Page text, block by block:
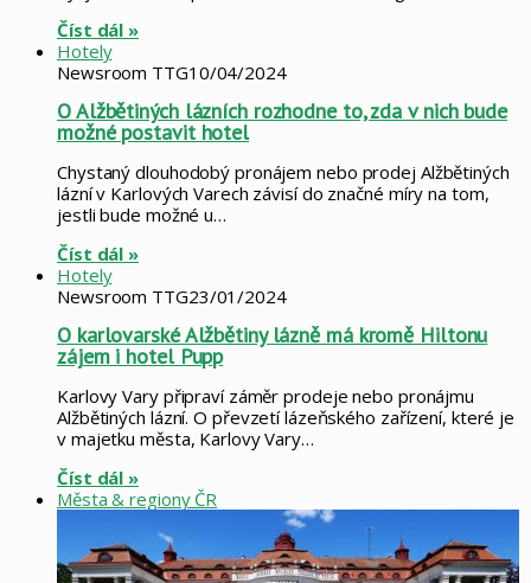
Číst dál »
Hotely
Newsroom TTG10/04/2024
O Alžbětiných lázních rozhodne to, zda v nich bude
možné postavit hotel
Chystaný dlouhodobý pronájem nebo prodej Alžbětiných
lázní v Karlových Varech závisí do značné míry na tom,
jestli bude možné u…
Číst dál »
Hotely
Newsroom TTG23/01/2024
O karlovarské Alžbětiny lázně má kromě Hiltonu
zájem i hotel Pupp
Karlovy Vary připraví záměr prodeje nebo pronájmu
Alžbětiných lázní. O převzetí lázeňského zařízení, které je
v majetku města, Karlovy Vary…
Číst dál »
Města & regiony ČR